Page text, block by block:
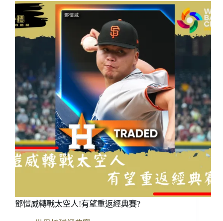
遭
國
民
指
（DFA）！
休
季
第
4
度
被
放
入
名
單，
鄧愷威轉戰太空人!有望重返經典賽?